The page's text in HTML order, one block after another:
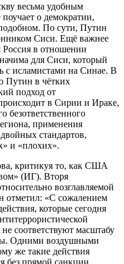
весьма удобным
о демократии,
По сути, Путин
Сиси. Ещё важнее
Россия в отношении
для Сиси, который
с исламистами на Синае. В
Путин в чётких
подход от
в Сирии и Ираке,
безответственного
применения
стандартов,
и «плохих».
критикуя то, как США
(ИГ). Вторя
возглавляемой
«С сожалением
которые сегодня
соответствуют масштабу
Одними воздушными
же такие действия
без прямой санкции